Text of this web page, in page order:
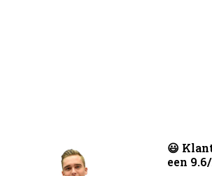
😃
een